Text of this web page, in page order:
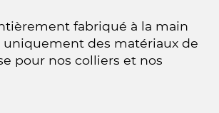
fabriqué à la main
uniquement des matériaux de
pour nos colliers et nos